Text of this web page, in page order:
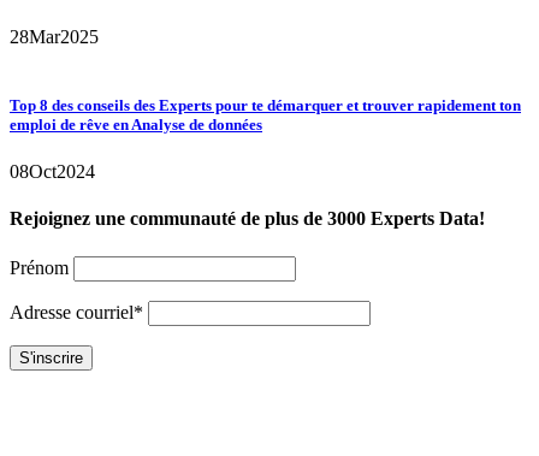
28Mar2025
Top 8 des conseils des Experts pour te démarquer et trouver rapidement ton
emploi de rêve en Analyse de données
08Oct2024
Rejoignez une communauté de plus de 3000 Experts Data!
Prénom
Adresse courriel*